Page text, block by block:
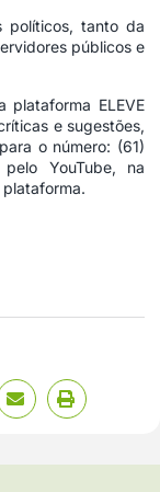
políticos, tanto da
públicos e
plataforma ELEVE
e sugestões,
o número: (61)
YouTube, na